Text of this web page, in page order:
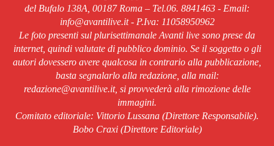
del Bufalo 138A, 00187 Roma – Tel.06. 8841463 - Email:
info@avantilive.it - P.Iva: 11058950962
Le foto presenti sul plurisettimanale Avanti live sono prese da
internet, quindi valutate di pubblico dominio. Se il soggetto o gli
autori dovessero avere qualcosa in contrario alla pubblicazione,
basta segnalarlo alla redazione, alla mail:
redazione@avantilive.it, si provvederà alla rimozione delle
immagini.
Comitato editoriale: Vittorio Lussana (Direttore Responsabile).
Bobo Craxi (Direttore Editoriale)